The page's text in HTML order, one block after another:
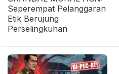
Seperempat Pelanggaran
Etik Berujung
Perselingkuhan